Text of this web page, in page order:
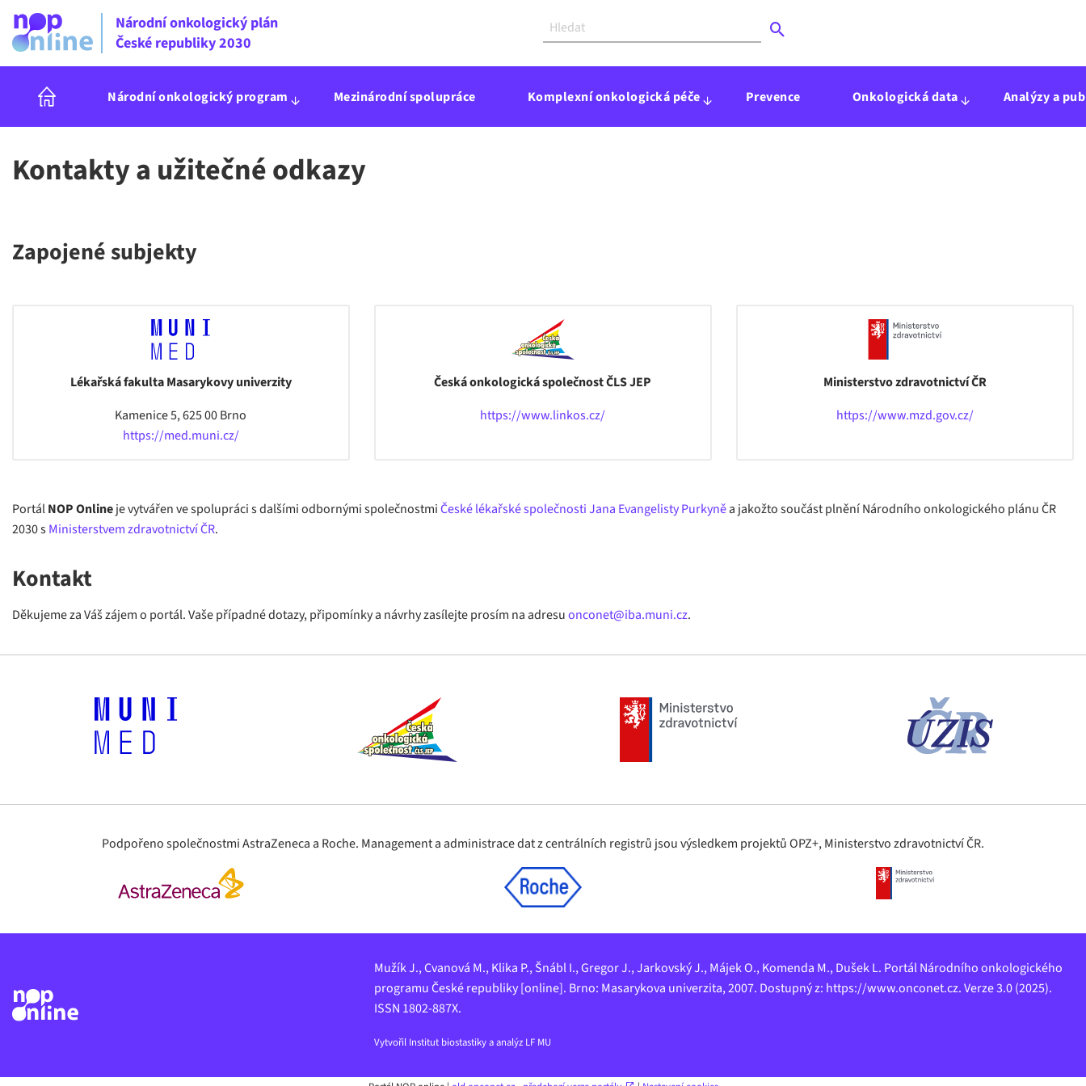
Národní onkologický plán
České republiky 2030
Národní onkologický program Mezinárodní spolupráce Komplexní onkologická péče Prevence Onkologická data Analýzy a
Kontakty a užitečné odkazy
Zapojené subjekty
Lékařská fakulta Masarykovy univerzity
Kamenice 5, 625 00 Brno
https://med.muni.cz/
Česká onkologická společnost ČLS JEP
https://www.linkos.cz/
Ministerstvo zdravotnictví ČR
https://www.mzd.gov.cz/
PortálNOP Onlineje vytvářen ve spolupráci s dalšími odbornými společnostmiČeské lékařské společnosti Jana Evangelisty Purkyněa jakožto součást plnění Národního onkologického plánu ČR
2030 sMinisterstvem zdravotnictví ČR.
Kontakt
Děkujeme za Váš zájem o portál. Vaše případné dotazy, připomínky a návrhy zasílejte prosím na adresuonconet@iba.muni.cz.
Podpořeno společnostmi AstraZeneca a Roche. Management a administrace dat z centrálních registrů jsou výsledkem projektů OPZ+, Ministerstvo zdravotnictví ČR.
Mužík J., Cvanová M., Klika P., Šnábl I., Gregor J., Jarkovský J., Májek O., Komenda M., Dušek L. Portál Národního onkologického
programu České republiky [online]. Brno: Masarykova univerzita, 2007. Dostupný z: https://www.onconet.cz. Verze 3.0 (2025).
ISSN 1802-887X.
Vytvořil Institut biostastiky a analýz LF MU